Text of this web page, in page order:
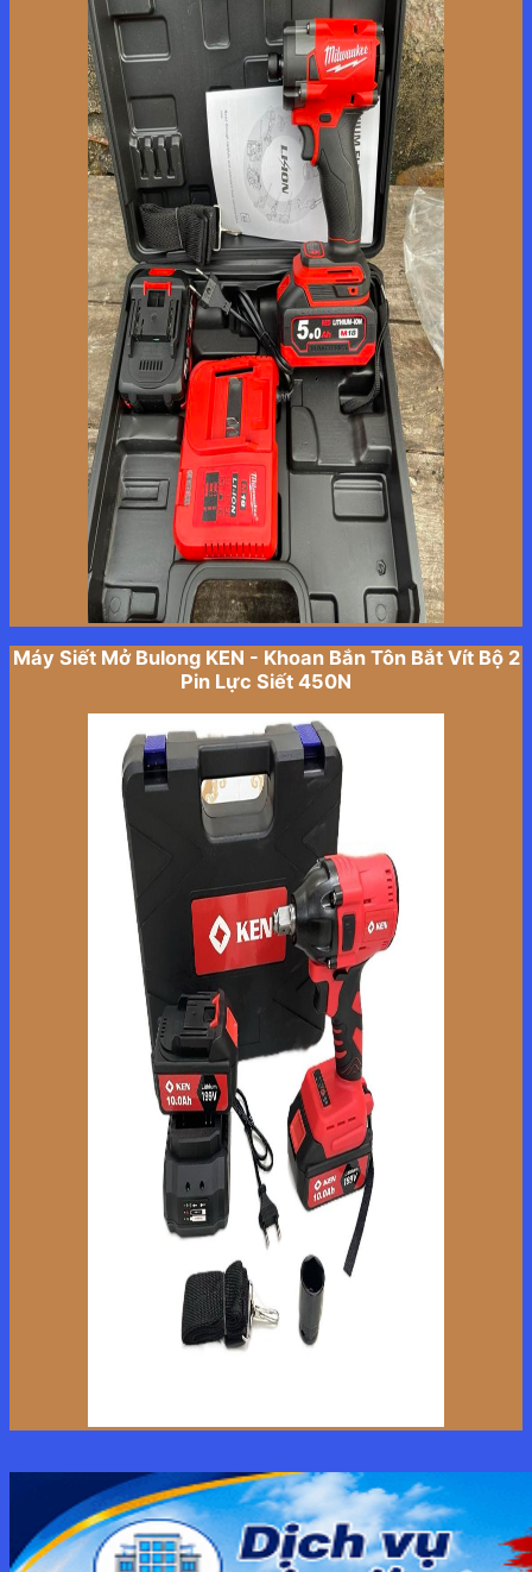
Máy Siết Mở Bulong KEN - Khoan Bắn Tôn Bắt Vít Bộ 2
Pin Lực Siết 450N